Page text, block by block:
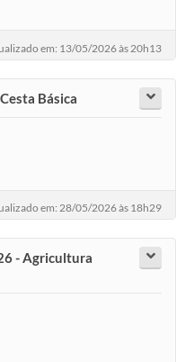
em: 13/05/2026 às 20h13
Básica
em: 28/05/2026 às 18h29
- Agricultura